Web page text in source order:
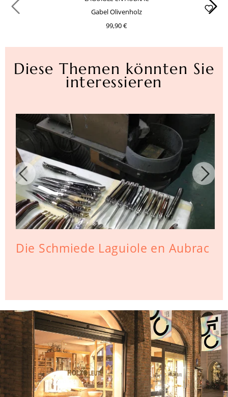
Gabel Olivenholz
99,90 €
Diese Themen könnten Sie
interessieren
Die Schmiede Laguiole en Aubrac